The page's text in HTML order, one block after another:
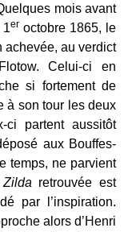
mois avant
1er octobre 1865, le
achevée, au verdict
Celui-ci en
si fortement de
à son tour les deux
ci partent aussitôt
aux Bouffes-
temps, ne parvient
Zilda retrouvée est
par l’inspiration.
alors d’Henri